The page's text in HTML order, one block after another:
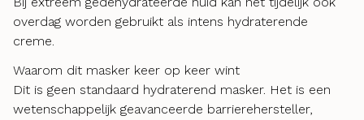
overdag worden gebruikt als intens hydraterende
creme.
Waarom dit masker keer op keer wint
Dit is geen standaard hydraterend masker. Het is een
wetenschappelijk geavanceerde barrierehersteller,